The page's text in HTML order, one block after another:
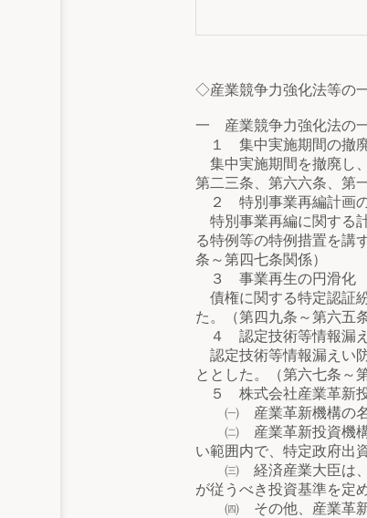
◇産業競争力強化法等の
一 産業競争力強化法の
１ 集中実施期間の撤
集中実施期間を撤廃し
第二三条、第六六条、第
２ 特別事業再編計画
特別事業再編に関する
る特例等の特例措置を講
条～第四七条関係）
３ 事業再生の円滑化
債権に関する特定認証
た。（第四九条～第六五
４ 認定技術等情報漏
認定技術等情報漏えい
ととした。（第六七条～
５ 株式会社産業革新投
㈠ 産業革新機構の名称
㈡ 産業革新投資機構の
い範囲内で、特定政府出
㈢ 経済産業大臣は、特
が従うべき投資基準を定
㈣ その他、産業革新投